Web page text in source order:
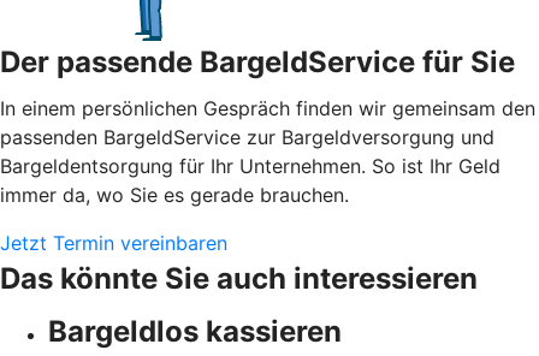
Der passende BargeldService für Sie
In einem persönlichen Gespräch finden wir gemeinsam den
passenden BargeldService zur Bargeldversorgung und
Bargeldentsorgung für Ihr Unternehmen. So ist Ihr Geld
immer da, wo Sie es gerade brauchen.
Jetzt Termin vereinbaren
Das könnte Sie auch interessieren
Bargeldlos kassieren